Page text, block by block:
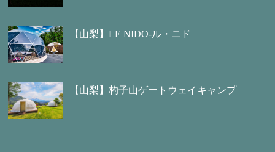
【山梨】LE NIDO-ル・ニド
【山梨】杓子山ゲートウェイキャンプ